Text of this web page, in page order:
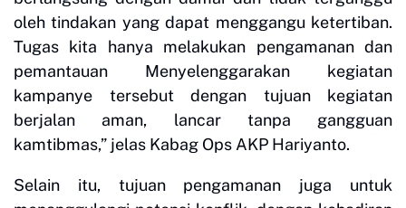
oleh tindakan yang dapat menggangu ketertiban.
Tugas kita hanya melakukan pengamanan dan
pemantauan Menyelenggarakan kegiatan
kampanye tersebut dengan tujuan kegiatan
berjalan aman, lancar tanpa gangguan
kamtibmas,” jelas Kabag Ops AKP Hariyanto.
Selain itu, tujuan pengamanan juga untuk